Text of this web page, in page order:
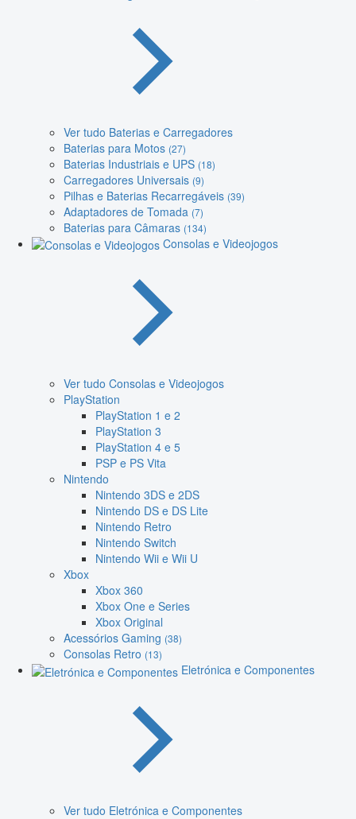
Ver tudo Baterias e Carregadores
Baterias para Motos (27)
Baterias Industriais e UPS (18)
Carregadores Universais (9)
Pilhas e Baterias Recarregáveis (39)
Adaptadores de Tomada (7)
Baterias para Câmaras (134)
Consolas e Videojogos
Ver tudo Consolas e Videojogos
PlayStation
PlayStation 1 e 2
PlayStation 3
PlayStation 4 e 5
PSP e PS Vita
Nintendo
Nintendo 3DS e 2DS
Nintendo DS e DS Lite
Nintendo Retro
Nintendo Switch
Nintendo Wii e Wii U
Xbox
Xbox 360
Xbox One e Series
Xbox Original
Acessórios Gaming (38)
Consolas Retro (13)
Eletrónica e Componentes
Ver tudo Eletrónica e Componentes